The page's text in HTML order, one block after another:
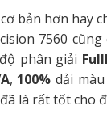
bản hơn hay
7560
phân giải
, 100% dải màu
là rất tốt cho